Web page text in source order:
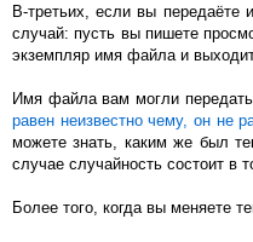
В-третьих, если вы
случай: пусть вы пишете
экземпляр имя файла и
Имя файла вам могли
равен неизвестно чему, он не
можете знать, каким же был
случае случайность состоит в
Более того, когда вы меняете